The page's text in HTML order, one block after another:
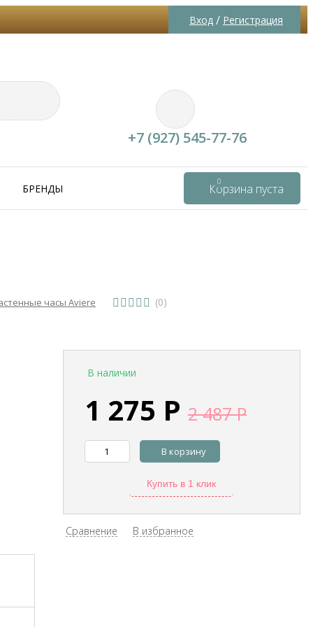
Вход / Регистрация
+7 (927) 545-77-76
Корзина пуста
0
БРЕНДЫ
часы Aviere (0)
В наличии
1 275 Р 2 487Р
В корзину
Купить в 1 клик
Сравнение В избранное